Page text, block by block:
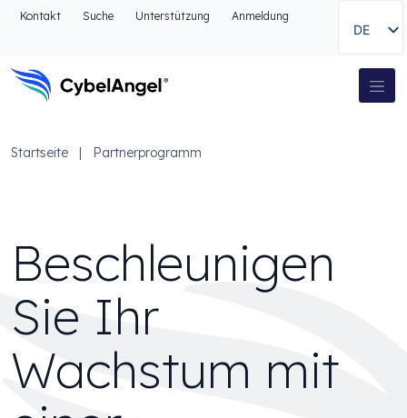
Zum Kopfbereich
Zur Suche gehen
Zum Fußbereich
Kontakt Suche Unterstützung Anmeldung
DE
Hauptnavigation
Startseite | Partnerprogramm
Beschleunigen
Sie Ihr
Wachstum mit